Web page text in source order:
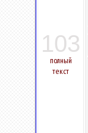
103
полный
текст